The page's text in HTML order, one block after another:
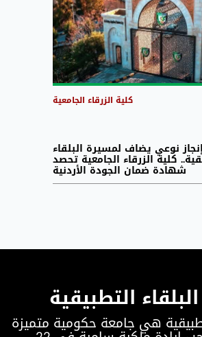
كلية الزرقاء الجامعية
إنجاز نوعي يضاف لمسيرة البلقاء
كلية الزرقاء الجامعية تحصد
شهادة ضمان الجودة الأردنية
التطبيقية
هي جامعة حكومية متميزة